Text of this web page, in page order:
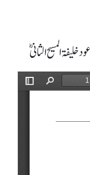
المسیح الثانیؓ